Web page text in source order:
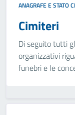
ANAGRAFE E STATO
Cimiteri
Di seguito tutti
organizzativi
funebri e le